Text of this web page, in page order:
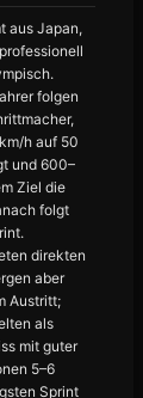
aus Japan,
folgen
h auf 50
und 600–
Ziel die
folgt
direkten
aber
Austritt;
als
mit guter
5–6
Sprint